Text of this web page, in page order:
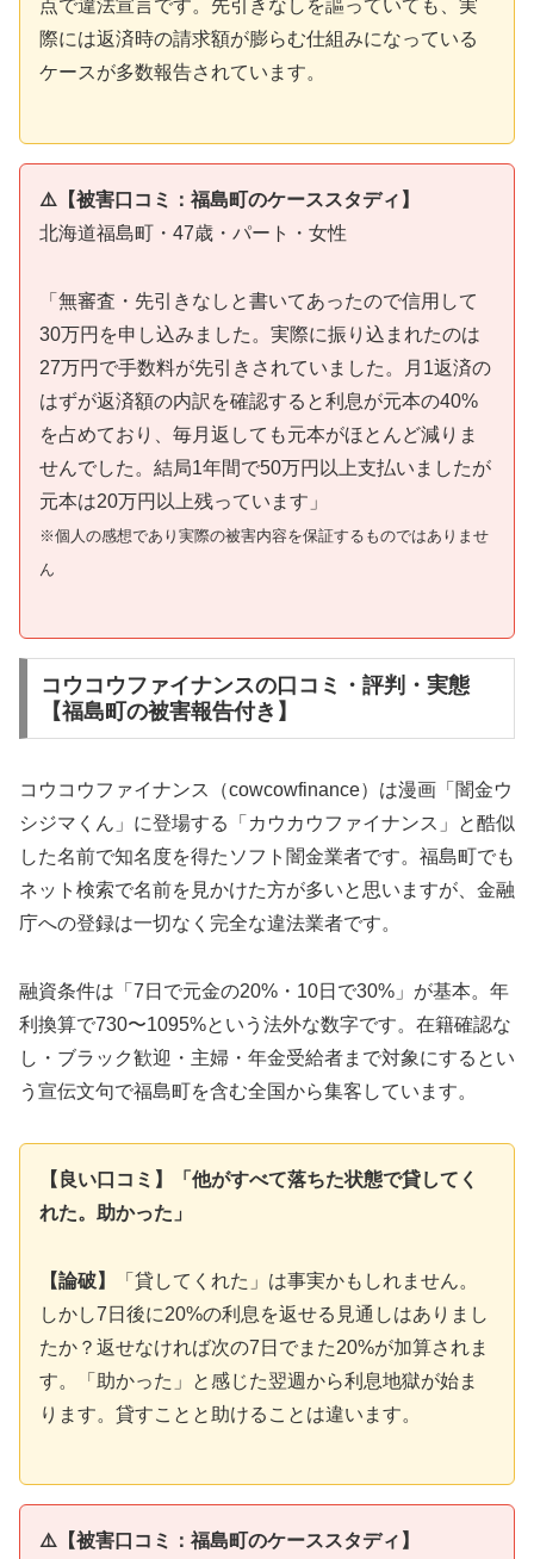
点で違法宣言です。先引きなしを謳っていても、実
際には返済時の請求額が膨らむ仕組みになっている
ケースが多数報告されています。
⚠️【被害口コミ：福島町のケーススタディ】
北海道福島町・47歳・パート・女性
「無審査・先引きなしと書いてあったので信用して
30万円を申し込みました。実際に振り込まれたのは
27万円で手数料が先引きされていました。月1返済の
はずが返済額の内訳を確認すると利息が元本の40%
を占めており、毎月返しても元本がほとんど減りま
せんでした。結局1年間で50万円以上支払いましたが
元本は20万円以上残っています」
※個人の感想であり実際の被害内容を保証するものではありませ
ん
コウコウファイナンスの口コミ・評判・実態
【福島町の被害報告付き】
コウコウファイナンス（cowcowfinance）は漫画「闇金ウ
シジマくん」に登場する「カウカウファイナンス」と酷似
した名前で知名度を得たソフト闇金業者です。福島町でも
ネット検索で名前を見かけた方が多いと思いますが、金融
庁への登録は一切なく完全な違法業者です。
融資条件は「7日で元金の20%・10日で30%」が基本。年
利換算で730〜1095%という法外な数字です。在籍確認な
し・ブラック歓迎・主婦・年金受給者まで対象にするとい
う宣伝文句で福島町を含む全国から集客しています。
【良い口コミ】「他がすべて落ちた状態で貸してく
れた。助かった」
【論破】
「貸してくれた」は事実かもしれません。
しかし7日後に20%の利息を返せる見通しはありまし
たか？返せなければ次の7日でまた20%が加算されま
す。「助かった」と感じた翌週から利息地獄が始ま
ります。貸すことと助けることは違います。
⚠️【被害口コミ：福島町のケーススタディ】